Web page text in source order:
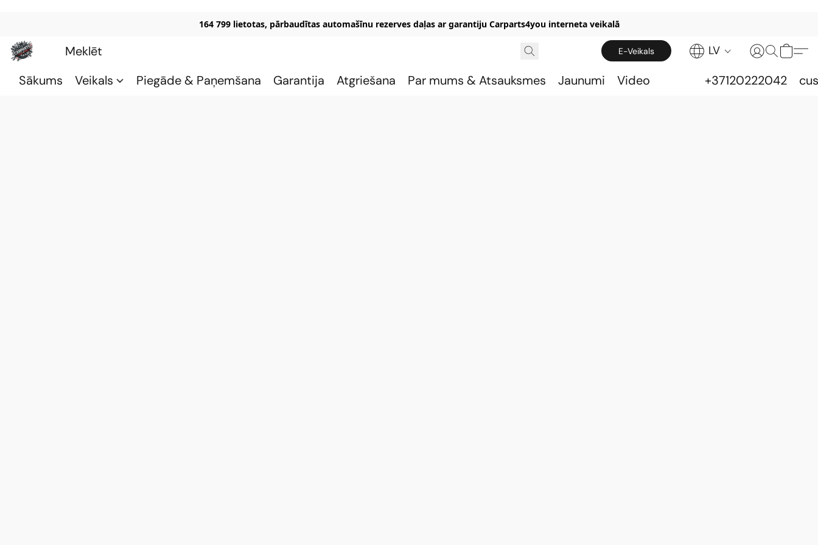
164 799 lietotas, pārbaudītas automašīnu rezerves daļas ar garantiju Carparts4you interneta veikalā
E-Veikals LV
Sākums Veikals Piegāde & Paņemšana Garantija Atgriešana Par mums & Atsauksmes Jaunumi Video +37120222042